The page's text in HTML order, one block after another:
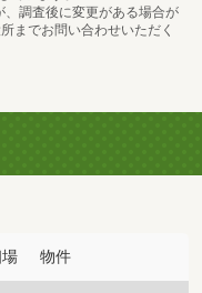
調査後に変更がある場合が
までお問い合わせいただく
物件